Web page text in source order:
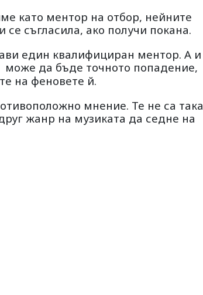
като ментор на отбор, нейните
съгласила, ако получи покана.
един квалифициран ментор. А и
може да бъде точното попадение,
на феновете й.
мнение. Те не са така
жанр на музиката да седне на